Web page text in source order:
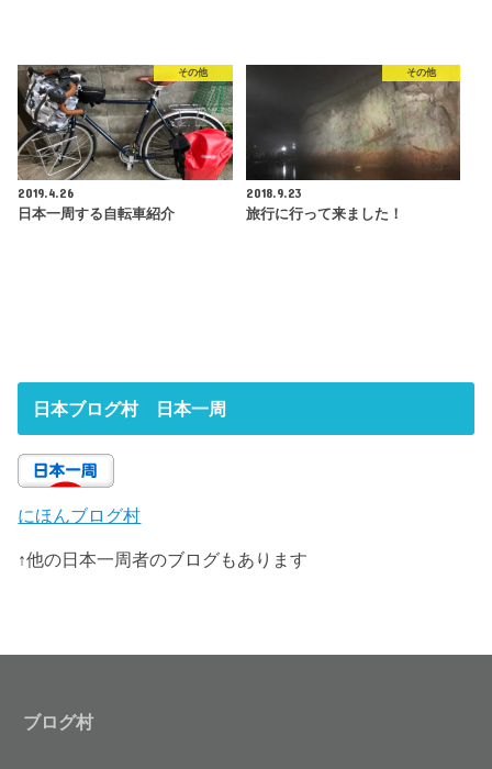
その他
2019.4.26
日本一周する自転車紹介
その他
2018.9.23
旅行に行って来ました！
日本ブログ村 日本一周
にほんブログ村
↑他の日本一周者のブログもあります
ブログ村